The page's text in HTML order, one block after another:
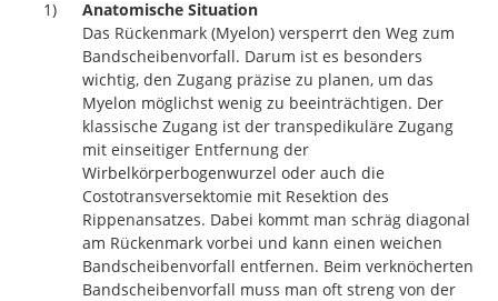
Anatomische Situation
Das Rückenmark (Myelon) versperrt den Weg zum
Bandscheibenvorfall. Darum ist es besonders
wichtig, den Zugang präzise zu planen, um das
Myelon möglichst wenig zu beeinträchtigen. Der
klassische Zugang ist der transpedikuläre Zugang
mit einseitiger Entfernung der
Wirbelkörperbogenwurzel oder auch die
Costotransversektomie mit Resektion des
Rippenansatzes. Dabei kommt man schräg diagonal
am Rückenmark vorbei und kann einen weichen
Bandscheibenvorfall entfernen. Beim verknöcherten
Bandscheibenvorfall muss man oft streng von der